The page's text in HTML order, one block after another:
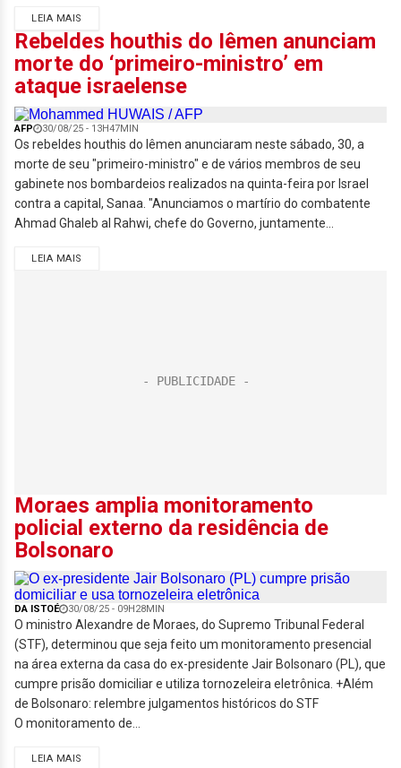
LEIA MAIS
Rebeldes houthis do Iêmen anunciam
morte do ‘primeiro-ministro’ em
ataque israelense
AFP 30/08/25 - 13H47MIN
Os rebeldes houthis do Iêmen anunciaram neste sábado, 30, a
morte de seu "primeiro-ministro" e de vários membros de seu
gabinete nos bombardeios realizados na quinta-feira por Israel
contra a capital, Sanaa. "Anunciamos o martírio do combatente
Ahmad Ghaleb al Rahwi, chefe do Governo, juntamente...
LEIA MAIS
Moraes amplia monitoramento
policial externo da residência de
Bolsonaro
DA ISTOÉ 30/08/25 - 09H28MIN
O ministro Alexandre de Moraes, do Supremo Tribunal Federal
(STF), determinou que seja feito um monitoramento presencial
na área externa da casa do ex-presidente Jair Bolsonaro (PL), que
cumpre prisão domiciliar e utiliza tornozeleira eletrônica. +Além
de Bolsonaro: relembre julgamentos históricos do STF
O monitoramento de...
LEIA MAIS